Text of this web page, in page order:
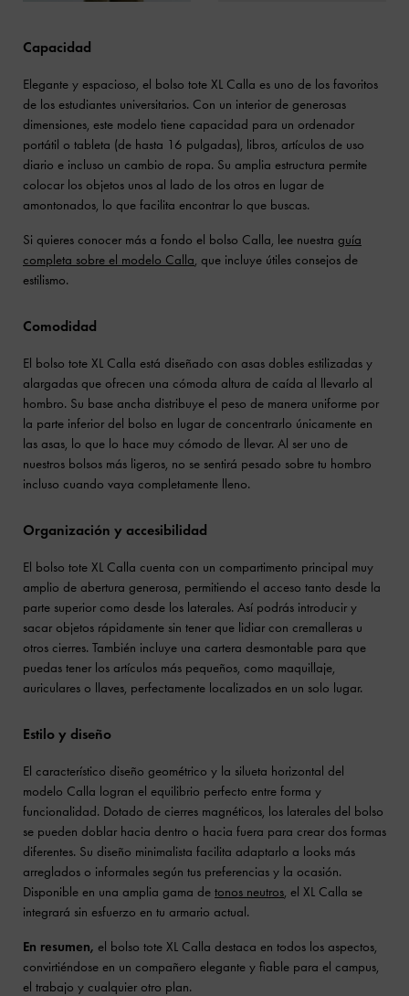
Capacidad
Elegante y espacioso, el bolso tote XL Calla es uno de los favoritos
de los estudiantes universitarios. Con un interior de generosas
dimensiones, este modelo tiene capacidad para un ordenador
portátil o tableta (de hasta 16 pulgadas), libros, artículos de uso
diario e incluso un cambio de ropa. Su amplia estructura permite
colocar los objetos unos al lado de los otros en lugar de
amontonados, lo que facilita encontrar lo que buscas.
Si quieres conocer más a fondo el bolso Calla, lee nuestra guía
completa sobre el modelo Calla, que incluye útiles consejos de
estilismo.
Comodidad
El bolso tote XL Calla está diseñado con asas dobles estilizadas y
alargadas que ofrecen una cómoda altura de caída al llevarlo al
hombro. Su base ancha distribuye el peso de manera uniforme por
la parte inferior del bolso en lugar de concentrarlo únicamente en
las asas, lo que lo hace muy cómodo de llevar. Al ser uno de
nuestros bolsos más ligeros, no se sentirá pesado sobre tu hombro
incluso cuando vaya completamente lleno.
Organización y accesibilidad
El bolso tote XL Calla cuenta con un compartimento principal muy
amplio de abertura generosa, permitiendo el acceso tanto desde la
parte superior como desde los laterales. Así podrás introducir y
sacar objetos rápidamente sin tener que lidiar con cremalleras u
otros cierres. También incluye una cartera desmontable para que
puedas tener los artículos más pequeños, como maquillaje,
auriculares o llaves, perfectamente localizados en un solo lugar.
Estilo y diseño
El característico diseño geométrico y la silueta horizontal del
modelo Calla logran el equilibrio perfecto entre forma y
funcionalidad. Dotado de cierres magnéticos, los laterales del bolso
se pueden doblar hacia dentro o hacia fuera para crear dos formas
diferentes. Su diseño minimalista facilita adaptarlo a looks más
arreglados o informales según tus preferencias y la ocasión.
Disponible en una amplia gama de tonos neutros, el XL Calla se
integrará sin esfuerzo en tu armario actual.
En resumen, el bolso tote XL Calla destaca en todos los aspectos,
convirtiéndose en un compañero elegante y fiable para el campus,
el trabajo y cualquier otro plan.